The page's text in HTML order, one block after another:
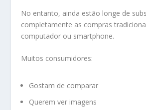
No entanto, ainda estão longe de
completamente as compras
computador ou smartphone.
Muitos consumidores:
Gostam de comparar
Querem ver imagens